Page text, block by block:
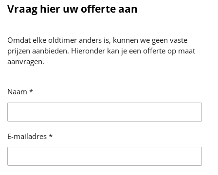
Vraag hier uw offerte aan
Omdat elke oldtimer anders is, kunnen we geen vaste
prijzen aanbieden. Hieronder kan je een offerte op maat
aanvragen.
Naam *
E-mailadres *